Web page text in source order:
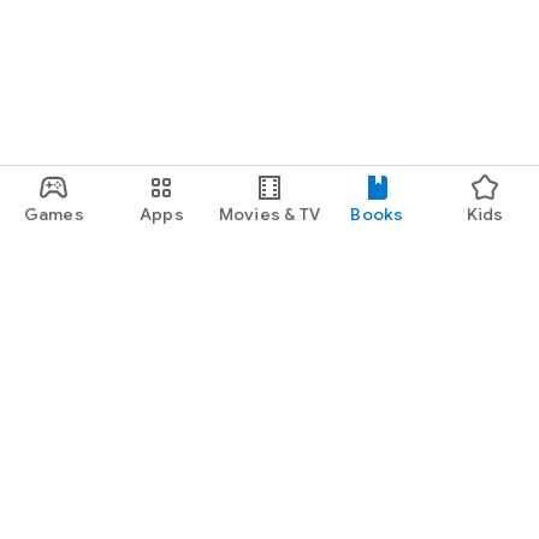
Games Apps Movies & TV Books Kids